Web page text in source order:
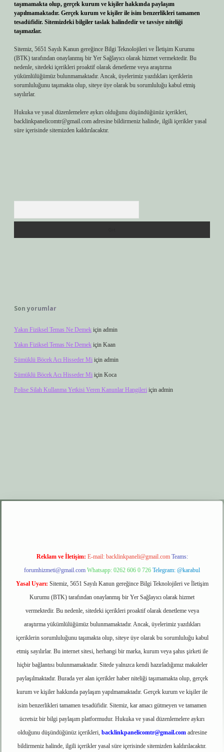
taşımamakta olup, gerçek kurum ve kişiler hakkında paylaşım
yapılmamaktadır. Gerçek kurum ve kişiler ile isim benzerlikleri tamamen
tesadüfidir. Sitemizdeki bilgiler taslak halindedir ve tavsiye niteliği
taşımazlar.
Sitemiz, 5651 Sayılı Kanun gereğince Bilgi Teknolojileri ve İletişim Kurumu
(BTK) tarafından onaylanmış bir Yer Sağlayıcı olarak hizmet vermektedir. Bu
nedenle, sitedeki içerikleri proaktif olarak denetleme veya araştırma
yükümlülüğümüz bulunmamaktadır. Ancak, üyelerimiz yazdıkları içeriklerin
sorumluluğunu taşımakta olup, siteye üye olarak bu sorumluluğu kabul etmiş
sayılırlar.
Hukuka ve yasal düzenlemelere aykırı olduğunu düşündüğünüz içerikleri,
backlinkpanelicomtr@gmail.com adresine bildirmeniz halinde, ilgili içerikler yasal
süre içerisinde sitemizden kaldırılacaktır.
Son yorumlar
Yakın Fiziksel Temas Ne Demek için admin
Yakın Fiziksel Temas Ne Demek için Kaan
Sümüklü Böcek Acı Hisseder Mi için admin
Sümüklü Böcek Acı Hisseder Mi için Koca
Polise Silah Kullanma Yetkisi Veren Kanunlar Hangileri için admin
elexbet giriş
Reklam ve İletişim: E-mail: backlinkpaneli@gmail.com Teams:
forumhizmeti@gmail.com Whatsapp: 0262 606 0 726 Telegram: @karabul
Yasal Uyarı: Sitemiz, 5651 Sayılı Kanun gereğince Bilgi Teknolojileri ve İletişim
Kurumu (BTK) tarafından onaylanmış bir Yer Sağlayıcı olarak hizmet
vermektedir. Bu nedenle, sitedeki içerikleri proaktif olarak denetleme veya
araştırma yükümlülüğümüz bulunmamaktadır. Ancak, üyelerimiz yazdıkları
içeriklerin sorumluluğunu taşımakta olup, siteye üye olarak bu sorumluluğu kabul
etmiş sayılırlar. Bu internet sitesi, herhangi bir marka, kurum veya şahıs şirketi ile
hiçbir bağlantısı bulunmamaktadır. Sitede yalnızca kendi hazırladığımız makaleler
paylaşılmaktadır. Burada yer alan içerikler haber niteliği taşımamakta olup, gerçek
kurum ve kişiler hakkında paylaşım yapılmamaktadır. Gerçek kurum ve kişiler ile
isim benzerlikleri tamamen tesadüfidir. Sitemiz, kar amacı gütmeyen ve tamamen
ücretsiz bir bilgi paylaşım platformudur. Hukuka ve yasal düzenlemelere aykırı
olduğunu düşündüğünüz içerikleri, backlinkpanelicomtr@gmail.comadresine
bildirmeniz halinde, ilgili içerikler yasal süre içerisinde sitemizden kaldırılacaktır.